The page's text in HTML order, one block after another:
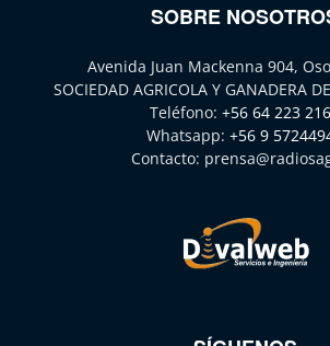
SOBRE
Avenida Juan Mackenna 904,
SOCIEDAD AGRICOLA Y GANADERA
Teléfono: +56 64 223
Whatsapp: +56 9
Contacto: